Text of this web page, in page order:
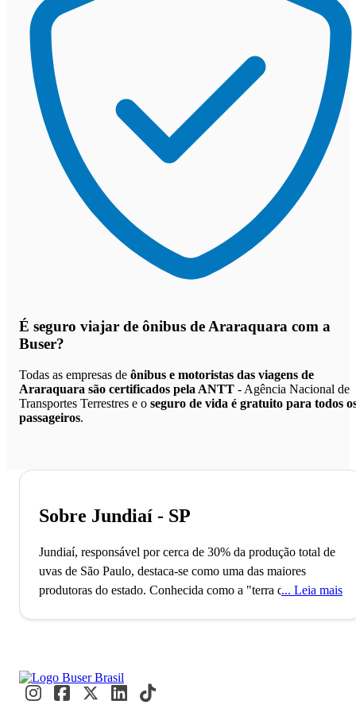
É seguro viajar de ônibus de Araraquara com a
Buser?
Todas as empresas de ônibus e motoristas das viagens de
Araraquara são certificados pela ANTT - Agência Nacional de
Transportes Terrestres e o seguro de vida é gratuito para todos
passageiros.
Sobre Jundiaí - SP
Jundiaí, responsável por cerca de 30% da produção total de
uvas de São Paulo, destaca-se como uma das maiores
produtoras do estado. Conhecida como a "terra da uva e do
Turística do Vinho, que é uma das principais atrações da
cidade, promete encantar os visitantes com o sabor dos
Leia mais